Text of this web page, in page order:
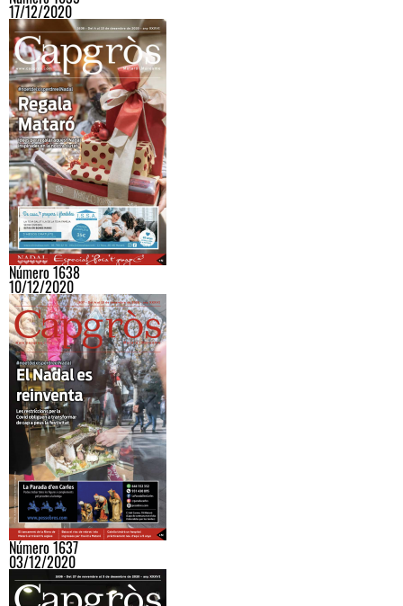
17/12/2020
Número 1638
10/12/2020
Número 1637
03/12/2020